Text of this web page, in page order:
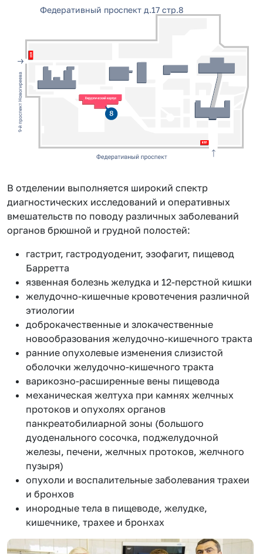
В отделении выполняется широкий спектр
диагностических исследований и оперативных
вмешательств по поводу различных заболеваний
органов брюшной и грудной полостей:
гастрит, гастродуоденит, эзофагит, пищевод
Барретта
язвенная болезнь желудка и 12-перстной кишки
желудочно-кишечные кровотечения различной
этиологии
доброкачественные и злокачественные
новообразования желудочно-кишечного тракта
ранние опухолевые изменения слизистой
оболочки желудочно-кишечного тракта
варикозно-расширенные вены пищевода
механическая желтуха при камнях желчных
протоков и опухолях органов
панкреатобилиарной зоны (большого
дуоденального сосочка, поджелудочной
железы, печени, желчных протоков, желчного
пузыря)
опухоли и воспалительные заболевания трахеи
и бронхов
инородные тела в пищеводе, желудке,
кишечнике, трахее и бронхах
Федеративный проспект д.17 стр.8